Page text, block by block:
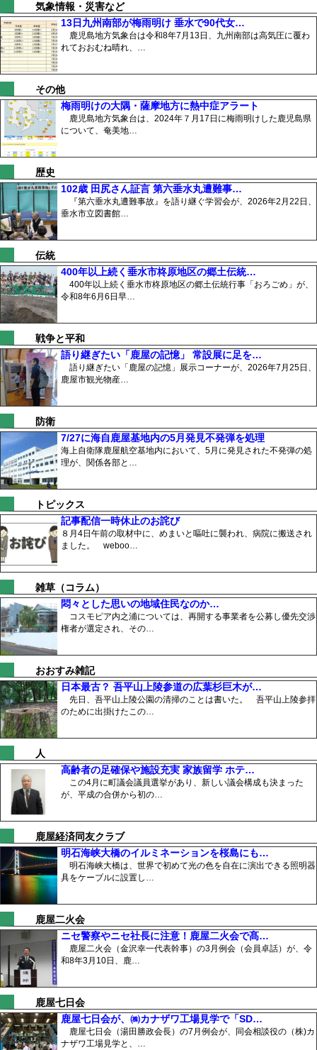
気象情報・災害など
13日九州南部が梅雨明け 垂水で90代女…
鹿児島地方気象台は令和8年7月13日、九州南部は高気圧に覆わ
れておおむね晴れ、…
その他
梅雨明けの大隅・薩摩地方に熱中症アラート
鹿児島地方気象台は、2024年７月17日に梅雨明けした鹿児島県
について、奄美地…
歴史
102歳 田尻さん証言 第六垂水丸遭難事…
『第六垂水丸遭難事故』を語り継ぐ学習会が、2026年2月22日、
垂水市立図書館…
伝統
400年以上続く垂水市柊原地区の郷土伝統…
400年以上続く垂水市柊原地区の郷土伝統行事「おろごめ」が、
令和8年6月6日早…
戦争と平和
語り継ぎたい「鹿屋の記憶」 常設展に足を…
語り継ぎたい「鹿屋の記憶」展示コーナーが、2026年7月25日、
鹿屋市観光物産…
防衛
7/27に海自鹿屋基地内の5月発見不発弾を処理
海上自衛隊鹿屋航空基地内において、5月に発見された不発弾の処
理が、関係各部と…
トピックス
記事配信一時休止のお詫び
８月4日午前の取材中に、めまいと嘔吐に襲われ、病院に搬送され
ました。 weboo…
雑草（コラム）
悶々とした思いの地域住民なのか…
コスモピア内之浦については、再開する事業者を公募し優先交渉
権者が選定され、その…
おおすみ雑記
日本最古？ 吾平山上陵参道の広葉杉巨木が…
先日、吾平山上陵公園の清掃のことは書いた。 吾平山上陵参拝
のために出掛けたこの…
人
高齢者の足確保や施設充実 家族留学 ホテ…
この4月に町議会議員選挙があり、新しい議会構成も決まった
が、平成の合併から初の…
鹿屋経済同友クラブ
明石海峡大橋のイルミネーションを桜島にも…
明石海峡大橋は、世界で初めて光の色を自在に演出できる照明器
具をケーブルに設置し…
鹿屋二火会
ニセ警察やニセ社長に注意！鹿屋二火会で髙…
鹿屋二火会（金沢幸一代表幹事）の3月例会（会員卓話）が、令
和8年3月10日、鹿…
鹿屋七日会
鹿屋七日会が、㈱カナザワ工場見学で「SD…
鹿屋七日会（湯田勝政会長）の7月例会が、同会相談役の（株)カ
ナザワ工場見学と、…